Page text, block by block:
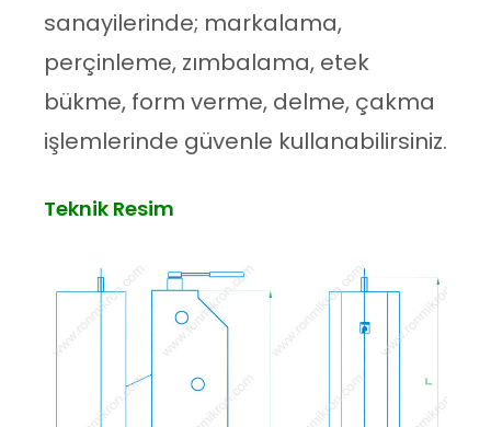
sanayilerinde; markalama,
perçinleme, zımbalama, etek
bükme, form verme, delme, çakma
işlemlerinde güvenle kullanabilirsiniz.
Teknik Resim